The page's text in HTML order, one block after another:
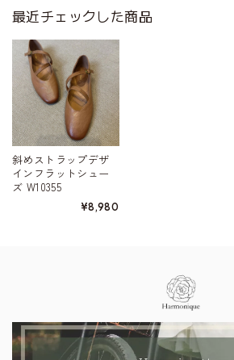
最近チェックした商品
斜めストラップデザ
インフラットシュー
ズ W10355
¥8,980